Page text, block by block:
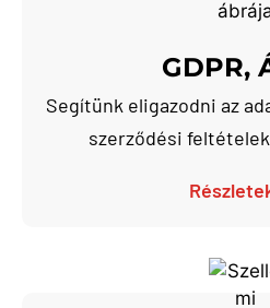
GDPR,
Segítünk eligazodni az
szerződési